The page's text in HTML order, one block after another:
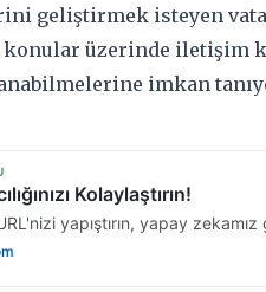
geliştirmek isteyen
üzerinde iletişim
imkan